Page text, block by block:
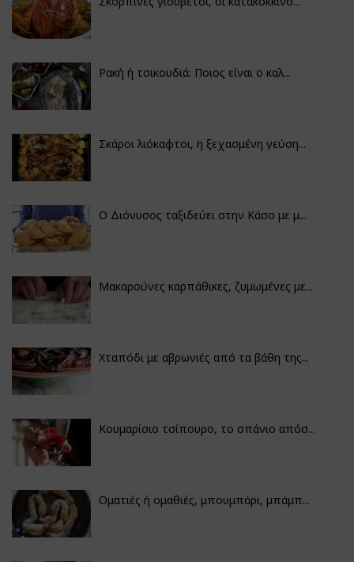
Ρακή ή τσικουδιά: Ποιος είναι ο καλ...
Σκάροι λιόκαφτοι, η ξεχασμένη γεύση...
Ο Διόνυσος ταξιδεύει στην Κάσο με μ...
Μακαρούνες καρπάθικες, ζυμωμένες με...
Χταπόδι με αβρωνιές από τα βάθη της...
Κουμαρίσιο τσίπουρο, το σπάνιο απόσ...
Οματιές ή ομαθιές, μπουμπάρι, μπάμπ...